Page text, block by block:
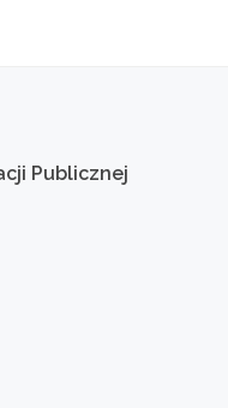
Publicznej